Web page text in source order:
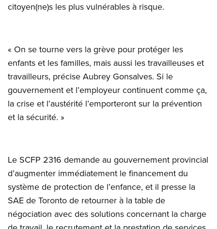
citoyen(ne)s les plus vulnérables à risque.
« On se tourne vers la grève pour protéger les
enfants et les familles, mais aussi les travailleuses et
travailleurs, précise Aubrey Gonsalves. Si le
gouvernement et l’employeur continuent comme ça,
la crise et l’austérité l’emporteront sur la prévention
et la sécurité. »
Le SCFP 2316 demande au gouvernement provincial
d’augmenter immédiatement le financement du
système de protection de l’enfance, et il presse la
SAE de Toronto de retourner à la table de
négociation avec des solutions concernant la charge